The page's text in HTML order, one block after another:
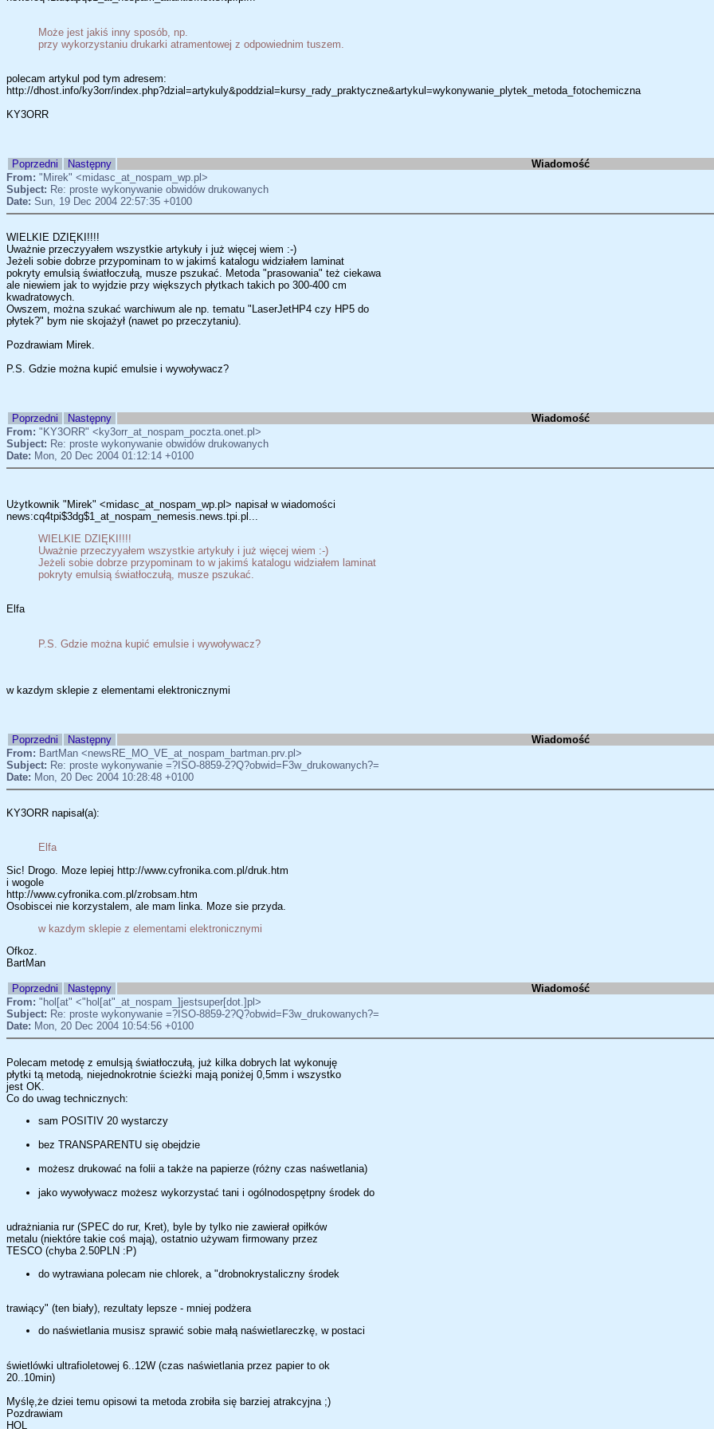
Może jest jakiś inny sposób, np.
przy wykorzystaniu drukarki atramentowej z odpowiednim tuszem.
polecam artykul pod tym adresem:
http://dhost.info/ky3orr/index.php?dzial=artykuly&poddzial=kursy_rady_praktyczne&artykul=wykonywanie_plytek_metoda_fotochemiczna
KY3ORR
Poprzedni Następny Wiadomość
From: "Mirek" <midasc_at_nospam_wp.pl>
Subject: Re: proste wykonywanie obwidów drukowanych
Date: Sun, 19 Dec 2004 22:57:35 +0100
WIELKIE DZIĘKI!!!!
Uważnie przeczyyałem wszystkie artykuły i już więcej wiem :-)
Jeżeli sobie dobrze przypominam to w jakimś katalogu widziałem laminat
pokryty emulsią światłoczułą, musze pszukać. Metoda "prasowania" też ciekawa
ale niewiem jak to wyjdzie przy większych płytkach takich po 300-400 cm
kwadratowych.
Owszem, można szukać warchiwum ale np. tematu "LaserJetHP4 czy HP5 do
płytek?" bym nie skojażył (nawet po przeczytaniu).
Pozdrawiam Mirek.
P.S. Gdzie można kupić emulsie i wywoływacz?
Poprzedni Następny Wiadomość
From: "KY3ORR" <ky3orr_at_nospam_poczta.onet.pl>
Subject: Re: proste wykonywanie obwidów drukowanych
Date: Mon, 20 Dec 2004 01:12:14 +0100
Użytkownik "Mirek" <midasc_at_nospam_wp.pl> napisał w wiadomości
news:cq4tpi$3dg$1_at_nospam_nemesis.news.tpi.pl...
WIELKIE DZIĘKI!!!!
Uważnie przeczyyałem wszystkie artykuły i już więcej wiem :-)
Jeżeli sobie dobrze przypominam to w jakimś katalogu widziałem laminat
pokryty emulsią światłoczułą, musze pszukać.
Elfa
P.S. Gdzie można kupić emulsie i wywoływacz?
w kazdym sklepie z elementami elektronicznymi
Poprzedni Następny Wiadomość
From: BartMan <newsRE_MO_VE_at_nospam_bartman.prv.pl>
Subject: Re: proste wykonywanie =?ISO-8859-2?Q?obwid=F3w_drukowanych?=
Date: Mon, 20 Dec 2004 10:28:48 +0100
KY3ORR napisał(a):
Elfa
Sic! Drogo. Moze lepiej http://www.cyfronika.com.pl/druk.htm
i wogole
http://www.cyfronika.com.pl/zrobsam.htm
Osobiscei nie korzystalem, ale mam linka. Moze sie przyda.
w kazdym sklepie z elementami elektronicznymi
Ofkoz.
BartMan
Poprzedni Następny Wiadomość
From: "hol[at" <"hol[at"_at_nospam_]jestsuper[dot.]pl>
Subject: Re: proste wykonywanie =?ISO-8859-2?Q?obwid=F3w_drukowanych?=
Date: Mon, 20 Dec 2004 10:54:56 +0100
Polecam metodę z emulsją światłoczułą, już kilka dobrych lat wykonuję
płytki tą metodą, niejednokrotnie ścieżki mają poniżej 0,5mm i wszystko
jest OK.
Co do uwag technicznych:
sam POSITIV 20 wystarczy
bez TRANSPARENTU się obejdzie
możesz drukować na folii a także na papierze (różny czas naśwetlania)
jako wywoływacz możesz wykorzystać tani i ogólnodospętpny środek do
udrażniania rur (SPEC do rur, Kret), byle by tylko nie zawierał opiłków
metalu (niektóre takie coś mają), ostatnio używam firmowany przez
TESCO (chyba 2.50PLN :P)
do wytrawiana polecam nie chlorek, a "drobnokrystaliczny środek
trawiący" (ten biały), rezultaty lepsze - mniej podżera
do naświetlania musisz sprawić sobie małą naświetlareczkę, w postaci
świetlówki ultrafioletowej 6..12W (czas naświetlania przez papier to ok
20..10min)
Myślę,że dziei temu opisowi ta metoda zrobiła się barziej atrakcyjna ;)
Pozdrawiam
HOL